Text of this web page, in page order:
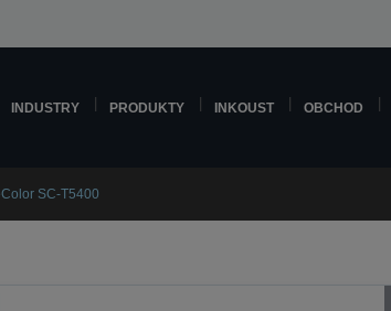
INDUSTRY PRODUKTY INKOUST OBCHOD
SC-T5400